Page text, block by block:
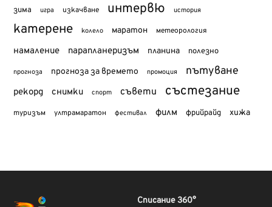
зима игра изкачване интервю история
катерене колело маратон метеорология
намаление парапланеризъм планина полезно
прогноза прогноза за времето промоция пътуване
рекорд снимки спорт съвети състезание
туризъм ултрамаратон фестивал филм фрийрайд хижа
Списание 360°